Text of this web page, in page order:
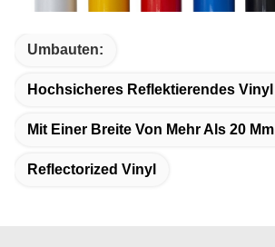
Umbauten:
Hochsicheres Reflektierendes Vinyl
Mit Einer Breite Von Mehr Als 20 Mm
Reflectorized Vinyl